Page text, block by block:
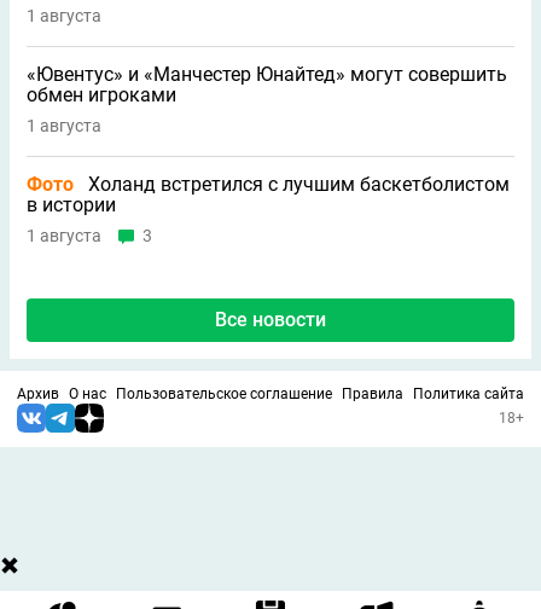
1 августа
«Ювентус» и «Манчестер Юнайтед» могут совершить
обмен игроками
1 августа
Фото
Холанд встретился с лучшим баскетболистом
в истории
1 августа 3
Все новости
Архив О нас Пользовательское соглашение Правила
Политика сайта
18+